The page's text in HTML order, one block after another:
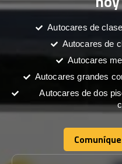
Autocares de
Autocares de
Autocares
Autocares grandes
Autocares de dos